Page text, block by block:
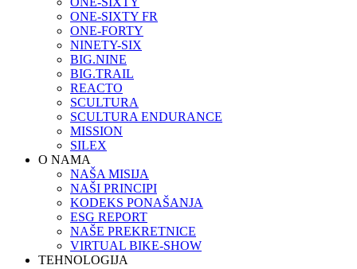
ONE-SIXTY FR
ONE-FORTY
NINETY-SIX
BIG.NINE
BIG.TRAIL
REACTO
SCULTURA
SCULTURA ENDURANCE
MISSION
SILEX
O NAMA
NAŠA MISIJA
NAŠI PRINCIPI
KODEKS PONAŠANJA
ESG REPORT
NAŠE PREKRETNICE
VIRTUAL BIKE-SHOW
TEHNOLOGIJA